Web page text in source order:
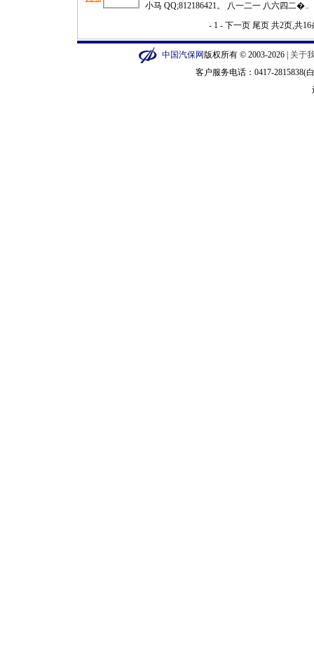
小马 QQ;812186421。 八一二一 八六四二�..
- 1 - 下一页 尾页共2页,共16
中国汽保网版权所有 © 2003-2026 | 关于
客户服务电话：0417-